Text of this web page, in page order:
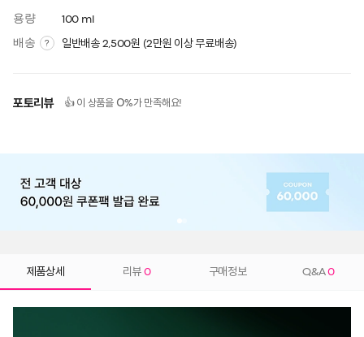
용량 100 ml
배송 ? 일반배송 2,500원 (2만원 이상 무료배송)
포토리뷰 👍 이 상품을 0%가 만족해요!
제품상세 리뷰 0 구매정보 Q&A0